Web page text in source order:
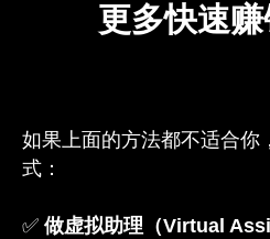
更多快速
如果上面的方法都不适合你
式：
✅ 做虚拟助理（Virtual